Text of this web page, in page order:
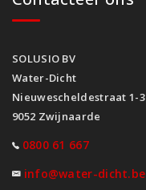
SOLUSIO BV
Water-Dicht
Nieuwescheldestraat 1-3
9052 Zwijnaarde
0800 61 667
info@water-dicht.be